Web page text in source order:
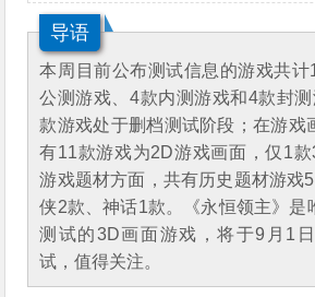
导语
本周目前公布测试信息的游戏共
公测游戏、4款内测游戏和4款封
款游戏处于删档测试阶段；在游戏
有11款游戏为2D游戏画面，仅1
游戏题材方面，共有历史题材游戏
侠2款、神话1款。《永恒领主》是
测试的3D画面游戏，将于9月1
试，值得关注。